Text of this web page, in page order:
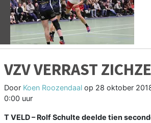
Vorige
VZV VERRAST
Door Koen Roozendaal op 28 oktober
0:00 uur
T VELD –Rolf Schulte deelde tien